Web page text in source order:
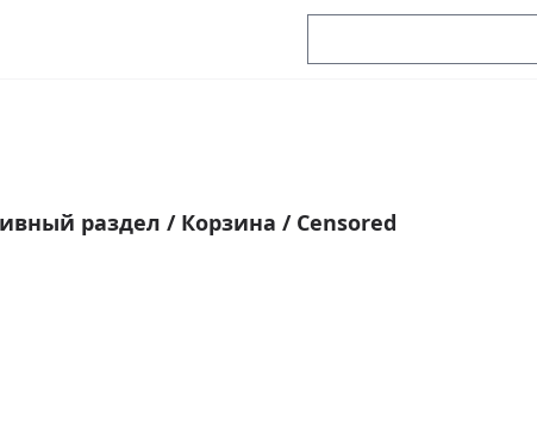
раздел / Корзина / Censored